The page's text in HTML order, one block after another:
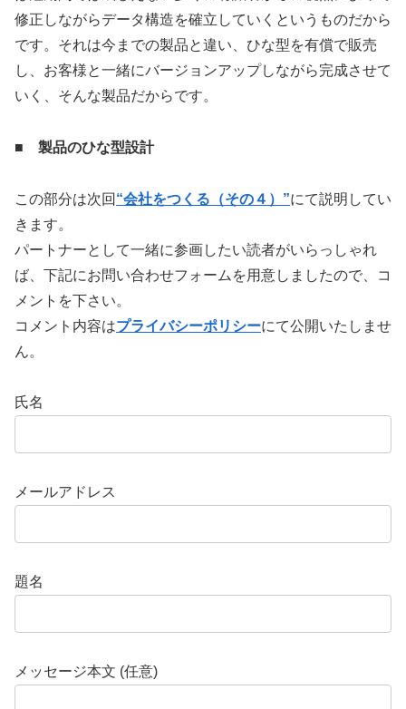
修正しながらデータ構造を確立していくというものだから
です。それは今までの製品と違い、ひな型を有償で販売
し、お客様と一緒にバージョンアップしながら完成させて
いく、そんな製品だからです。
■ 製品のひな型設計
この部分は次回 “会社をつくる（その４）”にて説明してい
きます。
パートナーとして一緒に参画したい読者がいらっしゃれ
ば、下記にお問い合わせフォームを用意しましたので、コ
メントを下さい。
コメント内容はプライバシーポリシーにて公開いたしませ
ん。
氏名
メールアドレス
題名
メッセージ本文 (任意)